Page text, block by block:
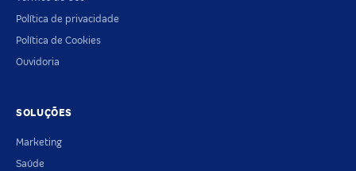
Política de privacidade
Política de Cookies
Ouvidoria
SOLUÇÕES
Marketing
Saúde